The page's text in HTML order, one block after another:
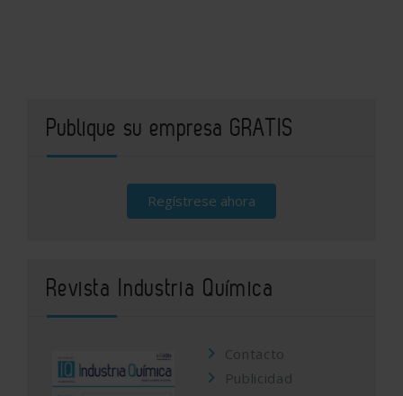
Publique su empresa GRATIS
Regístrese ahora
Revista Industria Química
Contacto
Publicidad